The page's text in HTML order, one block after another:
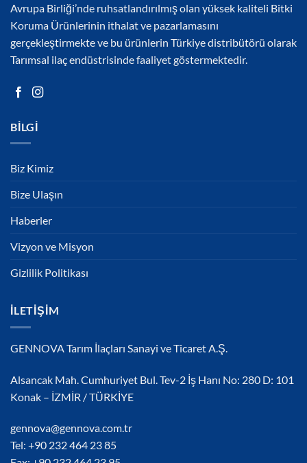
Avrupa Birliği’nde ruhsatlandırılmış olan yüksek kaliteli Bitki
Koruma Ürünlerinin ithalat ve pazarlamasını
gerçekleştirmekte ve bu ürünlerin Türkiye distribütörü olarak
Tarımsal ilaç endüstrisinde faaliyet göstermektedir.
BILGI
Biz Kimiz
Bize Ulaşın
Haberler
Vizyon ve Misyon
Gizlilik Politikası
İLETIŞIM
GENNOVA Tarım İlaçları Sanayi ve Ticaret A.Ş.
Alsancak Mah. Cumhuriyet Bul. Tev-2 İş Hanı No: 280 D: 101
Konak – İZMİR / TÜRKİYE
gennova@gennova.com.tr
Tel: +90 232 464 23 85